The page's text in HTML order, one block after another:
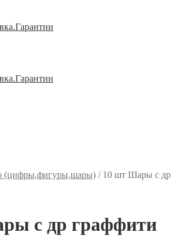
(цифры,фигуры,шары) / 10 шт Шары с др
с др граффити